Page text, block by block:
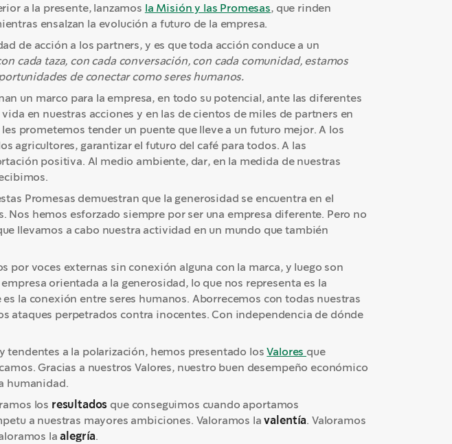
a la presente, lanzamos la Misión y las Promesas, que rinden
ensalzan la evolución a futuro de la empresa.
de acción a los partners, y es que toda acción conduce a un
cada taza, con cada conversación, con cada comunidad, estamos
de conectar como seres humanos.
un marco para la empresa, en todo su potencial, ante las diferentes
en nuestras acciones y en las de cientos de miles de partners en
prometemos tender un puente que lleve a un futuro mejor. A los
agricultores, garantizar el futuro del café para todos. A las
positiva. Al medio ambiente, dar, en la medida de nuestras
Promesas demuestran que la generosidad se encuentra en el
Nos hemos esforzado siempre por ser una empresa diferente. Pero no
llevamos a cabo nuestra actividad en un mundo que también
por voces externas sin conexión alguna con la marca, y luego son
orientada a la generosidad, lo que nos representa es la
la conexión entre seres humanos. Aborrecemos con todas nuestras
ataques perpetrados contra inocentes. Con independencia de dónde
tendentes a la polarización, hemos presentado losValores que
Gracias a nuestros Valores, nuestro buen desempeño económico
humanidad.
los resultados que conseguimos cuando aportamos
a nuestras mayores ambiciones. Valoramos lavalentía. Valoramos
laalegría.